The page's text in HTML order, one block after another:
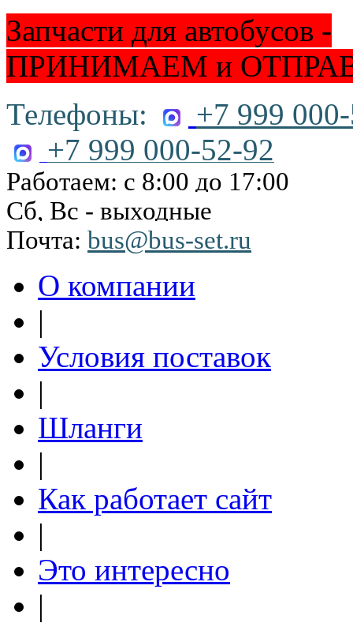
Запчасти для автобусов -
ПРИНИМАЕМ и
Телефоны:
+7 999
+7 999 000-52-92
Работаем: с 8:00 до 17:00
Сб, Вс - выходные
Почта: bus@bus-set.ru
О компании
|
Условия поставок
|
Шланги
|
Как работает сайт
|
Это интересно
|